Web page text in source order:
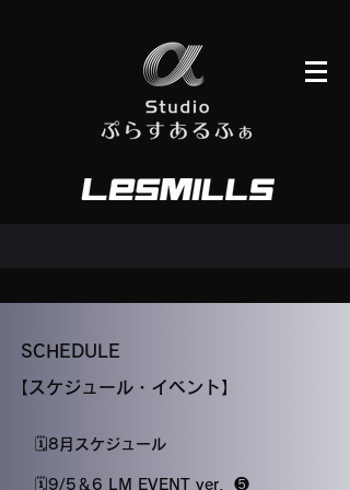
​SCHEDULE
​【スケジュール・イベント】
​🗓️8月スケジュール
​🗓️9/5＆6 LM EVENT ver．❺